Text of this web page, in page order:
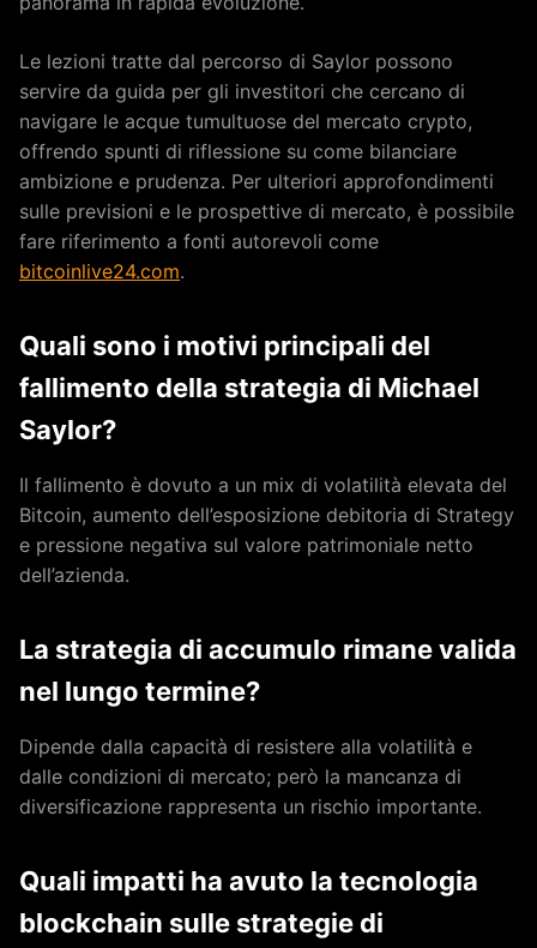
Le lezioni tratte dal percorso di Saylor possono
servire da guida per gli investitori che cercano di
navigare le acque tumultuose del mercato crypto,
offrendo spunti di riflessione su come bilanciare
ambizione e prudenza. Per ulteriori approfondimenti
sulle previsioni e le prospettive di mercato, è possibile
fare riferimento a fonti autorevoli come
bitcoinlive24.com.
Quali sono i motivi principali del
fallimento della strategia di Michael
Saylor?
Il fallimento è dovuto a un mix di volatilità elevata del
Bitcoin, aumento dell’esposizione debitoria di Strategy
e pressione negativa sul valore patrimoniale netto
dell’azienda.
La strategia di accumulo rimane valida
nel lungo termine?
Dipende dalla capacità di resistere alla volatilità e
dalle condizioni di mercato; però la mancanza di
diversificazione rappresenta un rischio importante.
Quali impatti ha avuto la tecnologia
blockchain sulle strategie di